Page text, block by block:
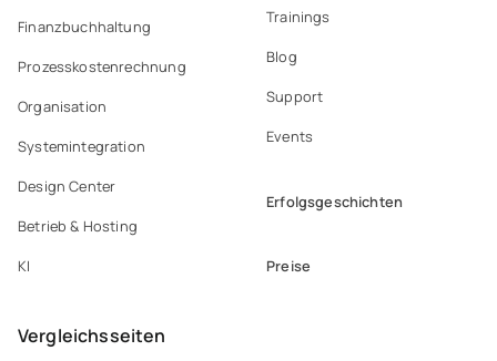
Finanzbuchhaltung
Prozesskostenrechnung
Organisation
Systemintegration
Design Center
Betrieb & Hosting
KI
Trainings
Blog
Support
Events
Erfolgsgeschichten
Preise
Vergleichsseiten